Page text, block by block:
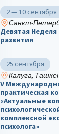
2 — 10 сентября
Санкт-
Девятая
развития
25 сентября
Калуга,
V
практическая
«Актуальные
комплексной
психолога»